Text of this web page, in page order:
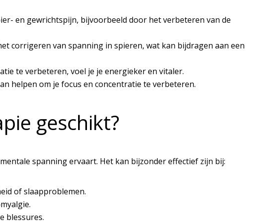
en gewrichtspijn, bijvoorbeeld door het verbeteren van de
corrigeren van spanning in spieren, wat kan bijdragen aan een
te verbeteren, voel je je energieker en vitaler.
helpen om je focus en concentratie te verbeteren.
geschikt?
spanning ervaart. Het kan bijzonder effectief zijn bij:
of slaapproblemen.
blessures.